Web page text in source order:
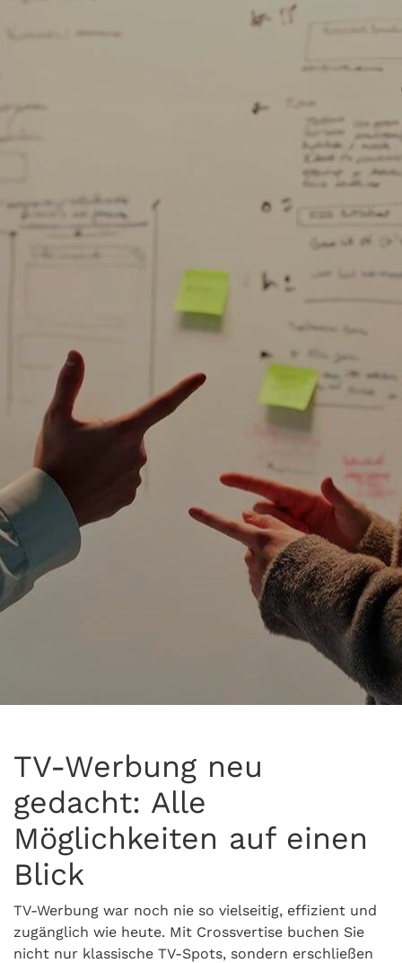
TV-Werbung neu
gedacht: Alle
Möglichkeiten auf einen
Blick
TV-Werbung war noch nie so vielseitig, effizient und
zugänglich wie heute. Mit Crossvertise buchen Sie
nicht nur klassische TV-Spots, sondern erschließen